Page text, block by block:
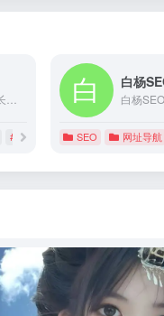
# SEO社区
白杨
SEO 网址导航